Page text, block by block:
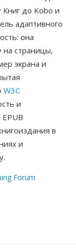
до Kobo и
адаптивного
она
на страницы,
экрана и
W3C
и
в
и
Forum